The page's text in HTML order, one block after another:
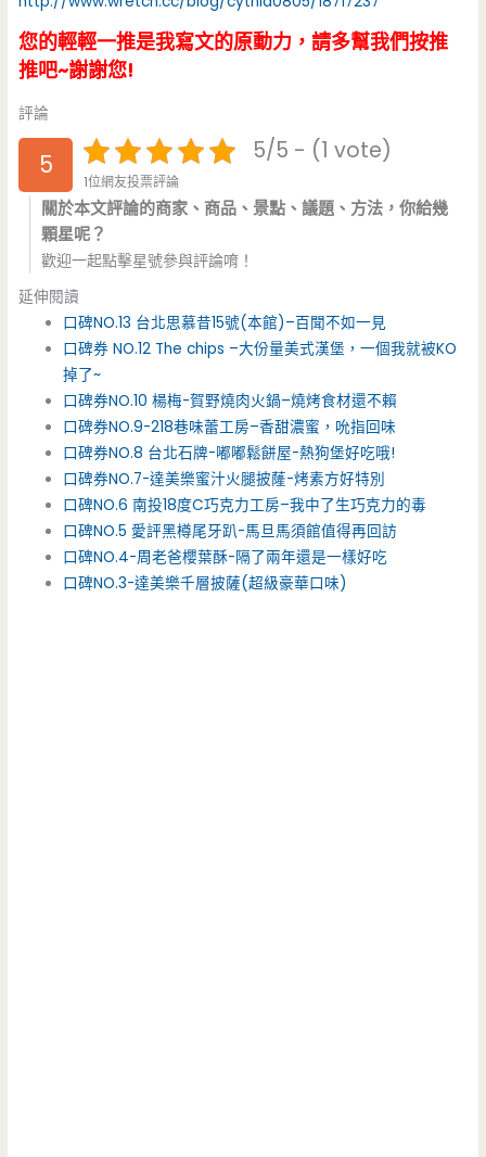
您的輕輕一推是我寫文的原動力，請多幫我們按推
推吧~謝謝您!
評論
5 5/5 - (1 vote)
1位網友投票評論
關於本文評論的商家、商品、景點、議題、方法，你給幾
顆星呢？
歡迎一起點擊星號參與評論唷！
延伸閱讀
口碑NO.13 台北思慕昔15號(本館)–百聞不如一見
口碑券 NO.12 The chips –大份量美式漢堡，一個我就被KO
掉了~
口碑券NO.10 楊梅-賀野燒肉火鍋–燒烤食材還不賴
口碑券NO.9-218巷味蕾工房–香甜濃蜜，吮指回味
口碑券NO.8 台北石牌-嘟嘟鬆餅屋-熱狗堡好吃哦!
口碑券NO.7-達美樂蜜汁火腿披蕯-烤素方好特別
口碑NO.6 南投18度C巧克力工房–我中了生巧克力的毒
口碑NO.5 愛評黑樽尾牙趴-馬旦馬須館值得再回訪
口碑NO.4-周老爸櫻葉酥-隔了兩年還是一樣好吃
口碑NO.3-達美樂千層披薩(超級豪華口味)